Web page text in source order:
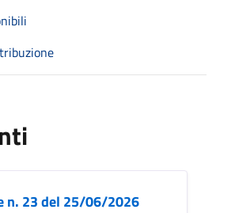
n. 23 del 25/06/2026